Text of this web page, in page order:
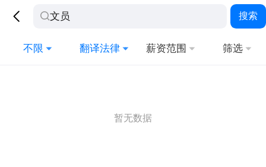
搜索
不限 翻译法律 薪资范围 筛选
暂无数据